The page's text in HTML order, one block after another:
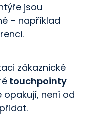
jsou
–⁠ například
zákaznické
touchpointy
opakují, není od